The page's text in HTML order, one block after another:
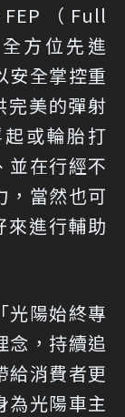
（Full
方位先進
安全掌控重
完美的彈射
或輪胎打
並在行經不
，當然也可
來進行輔助
光陽始終專
念，持續追
給消費者更
為光陽車主